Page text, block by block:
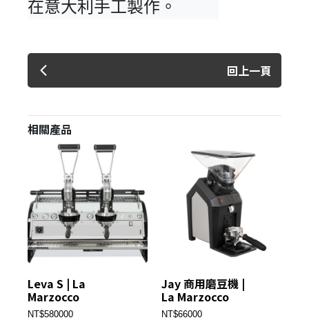
在意大利手工製作。
回上一頁
相關產品
Leva S | La
Marzocco
NT$580000
Jay 商用磨豆機 |
La Marzocco
NT$66000